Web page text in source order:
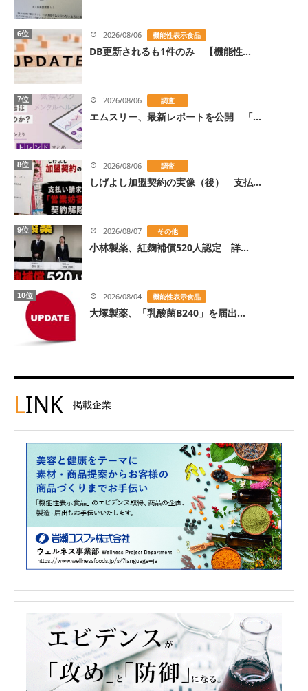
6位 2026/08/06 機能性表示食品
DB更新されるも1件のみ 【機能性...
7位 2026/08/06 調査
エムスリー、最新レポートを公開 「...
8位 2026/08/06 調査
しげよし加盟契約の実像（後） 支払...
9位 2026/08/07 その他
小林製薬、紅麹補償520人認定 詳...
10位 2026/08/04 機能性表示食品
大塚製薬、「乳酸菌B240」を届出...
LINK 掲載企業